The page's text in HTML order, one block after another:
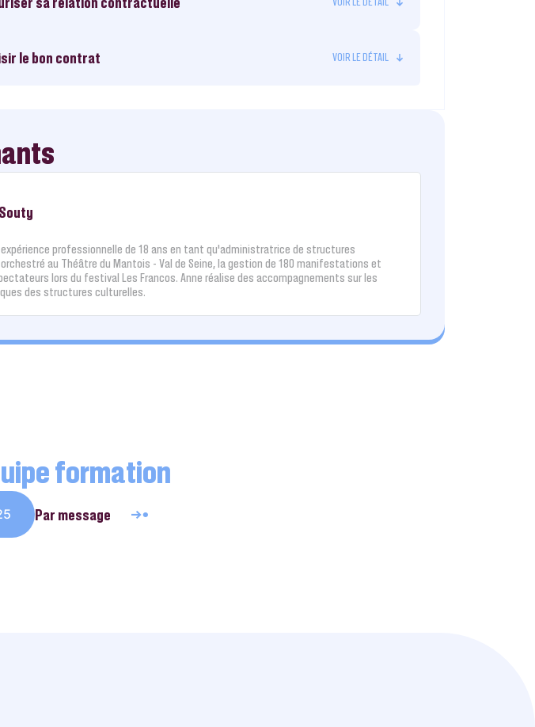
le bon contrat
expérience professionnelle de 18 ans en tant qu'administratrice de structures
au Théâtre du Mantois - Val de Seine, la gestion de 180 manifestations et
lors du festival Les Francos. Anne réalise des accompagnements sur les
des structures culturelles.
formation
Par message